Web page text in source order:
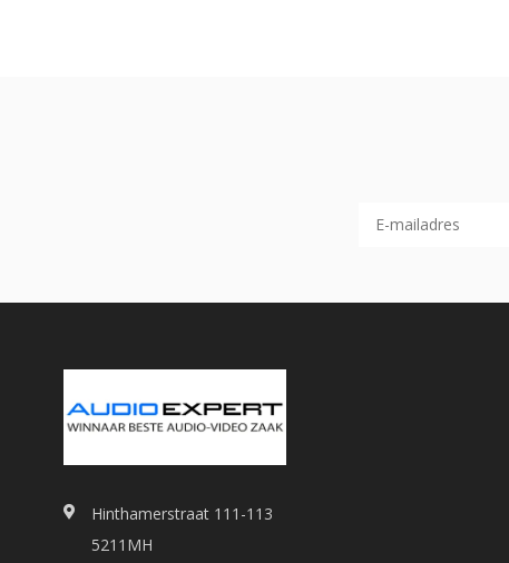
Hinthamerstraat 111-113
5211MH